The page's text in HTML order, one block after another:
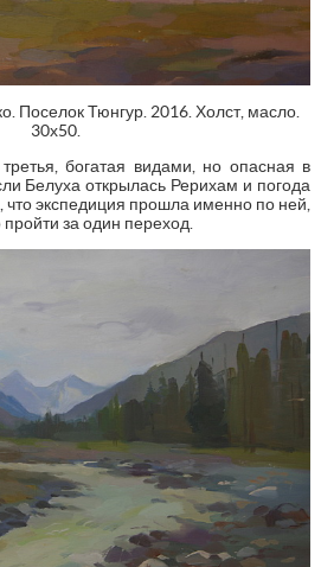
Поселок Тюнгур. 2016. Холст, масло.
30х50.
богатая видами, но опасная в
Белуха открылась Рерихам и погода
экспедиция прошла именно по ней,
за один переход.